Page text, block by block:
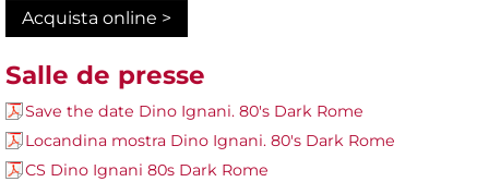
Acquista online >
Salle de presse
Save the date Dino Ignani. 80's Dark Rome
Locandina mostra Dino Ignani. 80's Dark Rome
CS Dino Ignani 80s Dark Rome